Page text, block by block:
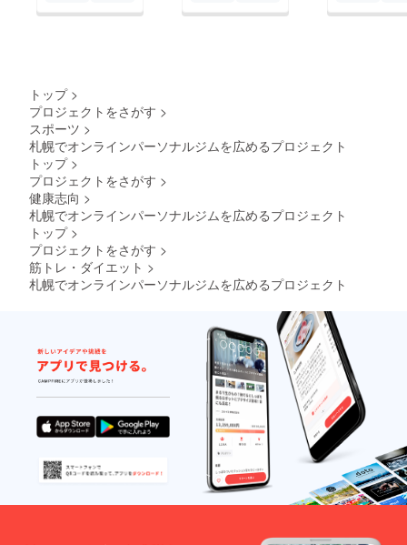
トップ >
プロジェクトをさがす >
スポーツ >
札幌でオンラインパーソナルジムを広めるプロジェクト
トップ >
プロジェクトをさがす >
健康志向 >
札幌でオンラインパーソナルジムを広めるプロジェクト
トップ >
プロジェクトをさがす >
筋トレ・ダイエット >
札幌でオンラインパーソナルジムを広めるプロジェクト